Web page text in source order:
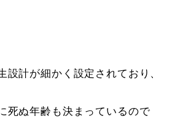
設計が細かく設定されており、
死ぬ年齢も決まっているので